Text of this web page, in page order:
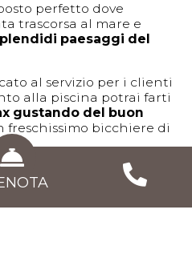
perfetto dove
trascorsa al mare e
paesaggi del
al servizio per i clienti
alla piscina potrai farti
gustando del buon
freschissimo bicchiere di